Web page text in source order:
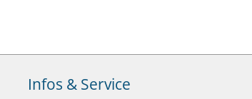
Infos & Service